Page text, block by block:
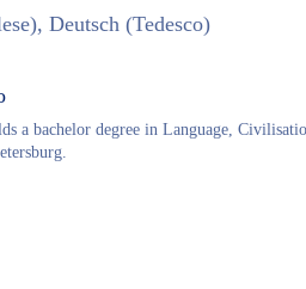
) Deutsch (Tedesco)
a bachelor degree in Language,